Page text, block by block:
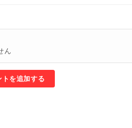
ん
トを追加する